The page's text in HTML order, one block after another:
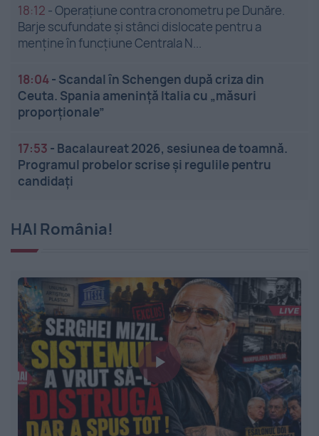
18:12 -Operațiune contra cronometru pe Dunăre.
Barje scufundate și stânci dislocate pentru a
menține în funcțiune Centrala N...
18:04- Scandal în Schengen după criza din
Ceuta. Spania amenință Italia cu „măsuri
proporționale”
17:53 - Bacalaureat 2026, sesiunea de toamnă.
Programul probelor scrise și regulile pentru
candidați
HAI România!